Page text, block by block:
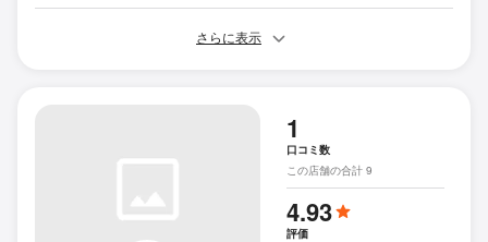
さらに表示
1
口コミ数
この店舗の合計 9
4.93
評価